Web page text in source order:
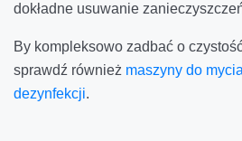
dokładne usuwanie
By kompleksowo zadbać o
sprawdź również maszyny do
dezynfekcji.